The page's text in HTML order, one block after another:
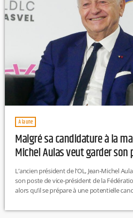
À la une
Malgré sa candidature à la
Michel Aulas veut garder son
L’ancien président de l’OL, Jean-Michel
son poste de vice-président de la
alors qu’il se prépare à une potentielle
que ces deux fonctions ne sont pas